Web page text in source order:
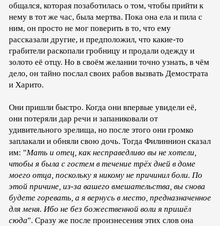
общался, которая позаботилась о том, чтобы прийти к
нему в тот же час, была мертва. Пока она ела и пила с
ним, он просто не мог поверить в то, что ему
рассказали другие, и предположил, что какие-то
грабители раскопали гробницу и продали одежду и
золото её отцу. Но в своём желании точно узнать, в чём
дело, он тайно послал своих рабов вызвать Демострата
и Харито.
Они пришли быстро. Когда они впервые увидели её,
они потеряли дар речи и запаниковали от
удивительного зрелища, но после этого они громко
заплакали и обняли свою дочь. Тогда Филиннион сказал
им: "Мать и отец, как несправедливо вы не хотели,
чтобы я была с гостем в течение трёх дней в доме
моего отца, поскольку я никому не причинил боли. По
этой причине, из-за вашего вмешательства, вы снова
будете горевать, а я вернусь в место, предназначенное
для меня. Ибо не без божественной воли я пришёл
сюда". Сразу же после произнесения этих слов она